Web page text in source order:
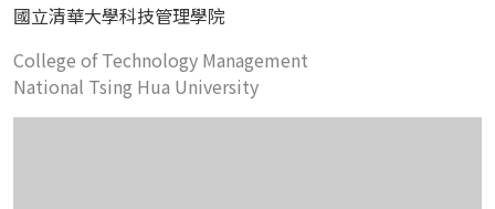
國立清華大學科技管理學院
College of Technology Management
National Tsing Hua University